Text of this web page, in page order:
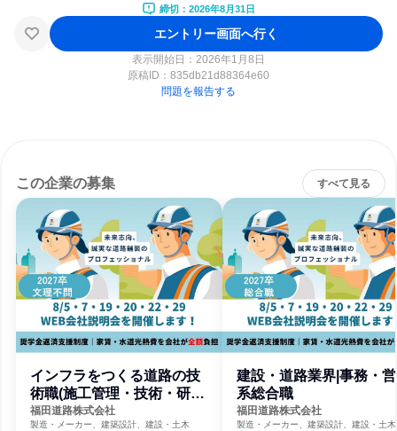
締切：2026年8月31日
エントリー画面へ行く
表示開始日：2026年1月8日
原稿ID： 835db21d88364e60
問題を報告する
この企業の募集 すべて見る
インフラをつくる道路の技
術職(施工管理・技術・研
究・機械)
福田道路株式会社
製造・メーカー、建築設計、建設・土木
建設・道路業界|事務・
系総合職
福田道路株式会社
製造・メーカー、建築設計、建設・土木